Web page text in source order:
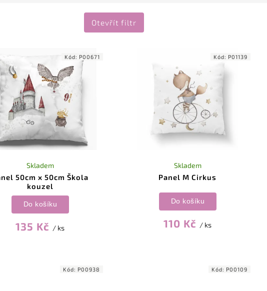
Otevřít filtr
50cm x 50cm Škola
kouzel
Skladem
135 Kč / ks
Do košíku
Kód: P00671
Panel M Cirkus
Skladem
110 Kč / ks
Do košíku
Kód: P01139
Kód: P00938 Kód: P00109